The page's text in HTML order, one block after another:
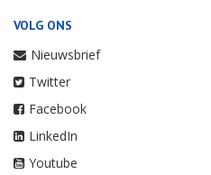
VOLG ONS
Nieuwsbrief
Twitter
Facebook
LinkedIn
Youtube